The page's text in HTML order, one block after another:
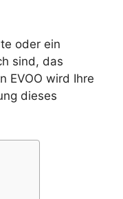
oder ein
sind, das
EVOO wird Ihre
dieses